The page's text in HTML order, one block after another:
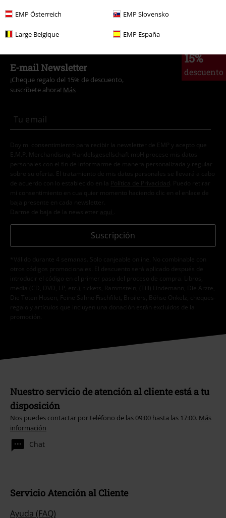
EMP Österreich EMP Slovensko
Large Belgique EMP España
Películas & TV Cartoon Accesorios
15%
descuento
E-mail Newsletter
¡Cheque regalo del 15% de descuento,
suscríbete ahora! Más
Doy mi consentimiento para recibir la newsletter de EMP y acepto que
E.M.P. Merchandising Handelsgesellschaft mbH procese mis datos
personales con el fin de informarme de manera personalizada y regular
sobre su oferta. El tratamiento de mis datos personales se llevará a cabo
de acuerdo con lo establecido en la
Política de Privacidad . Puedo retirar
mi consentimiento en cualquier momento haciendo clic en el enlace de
baja presente en cada newsletter.
Darme de baja de la newsletter
aquí
Suscripción
*Válido durante 4 semanas. Solo canjeable online. No combinable con
otros códigos promocionales. El descuento será aplicado después de
introducir el código en el primer paso del proceso de compra. Libros,
media (CD, DVD, LP, etc.), tickets, Rammstein, (Till) Lindemann, Die Ärzte,
Die Toten Hosen, Feine Sahne Fischfilet, Broilers, Böhse Onkelz, cheques-
regalo y artículos que incluyen una donación están excluidos de la
promoción.
Nuestro servicio de atención al cliente está a tu
disposición
Nos puedes contactar por teléfono de las 09:00 hasta las 17:00. Más
información
Chat
Servicio Atención al Cliente
Ayuda (FAQ)